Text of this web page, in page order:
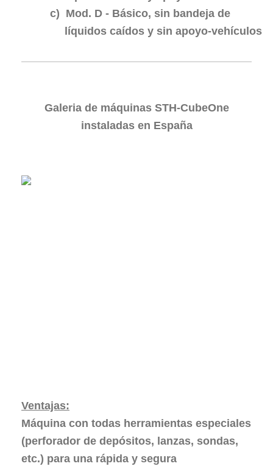
c) Mod. D - Básico, sin bandeja de
líquidos caídos y sin apoyo-vehículos
Galeria de máquinas STH-CubeOne
instaladas en España
Ventajas:
Máquina con todas herramientas especiales
(perforador de depósitos, lanzas, sondas,
etc.) para una rápida y segura